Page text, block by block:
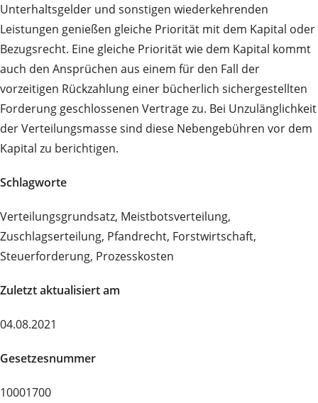
Unterhaltsgelder und sonstigen wiederkehrenden
Leistungen genießen gleiche Priorität mit dem Kapital oder
Bezugsrecht. Eine gleiche Priorität wie dem Kapital kommt
auch den Ansprüchen aus einem für den Fall der
vorzeitigen Rückzahlung einer bücherlich sichergestellten
Forderung geschlossenen Vertrage zu. Bei Unzulänglichkeit
der Verteilungsmasse sind diese Nebengebühren vor dem
Kapital zu berichtigen.
Schlagworte
Verteilungsgrundsatz, Meistbotsverteilung,
Zuschlagserteilung, Pfandrecht, Forstwirtschaft,
Steuerforderung, Prozesskosten
Zuletzt aktualisiert am
04.08.2021
Gesetzesnummer
10001700